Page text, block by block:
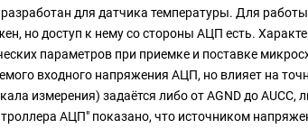
для датчика температуры. Для
но доступ к нему со стороны АЦП есть.
параметров при приемке и поставке
входного напряжения АЦП, но влияет на
измерения) задаётся либо от AGND до AUCC,
АЦП" показано, что источником